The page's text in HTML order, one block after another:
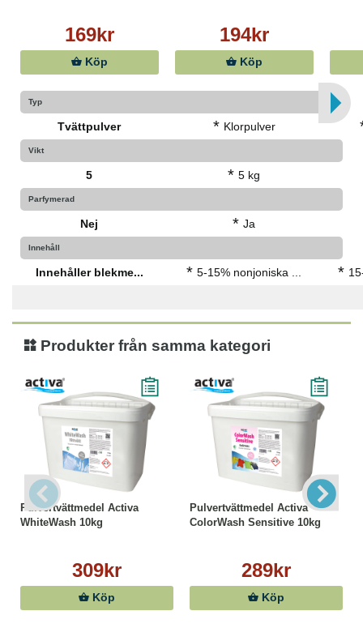
169kr
Köp
194kr
Köp
Typ
Tvättpulver * Klorpulver
Vikt
5 * 5 kg
Parfymerad
Nej * Ja
Innehåll
Innehåller blekme... * 5-15% nonjoniska ... *
Produkter från samma kategori
Pulvertvättmedel Activa
WhiteWash 10kg
309kr
Köp
Pulvertvättmedel Activa
ColorWash Sensitive 10kg
289kr
Köp